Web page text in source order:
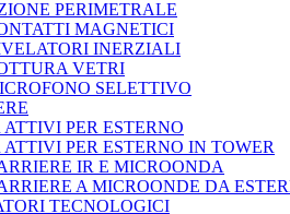
PERIMETRALE
MAGNETICI
INERZIALI
VETRI
SELETTIVO
ATTIVI PER ESTERNO
ATTIVI PER ESTERNO IN TOWER
IR E MICROONDA
A MICROONDE DA
TECNOLOGICI